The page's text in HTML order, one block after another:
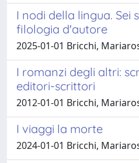
I nodi della lingua. Sei
filologia d'autore
2025-01-01 Bricchi,
I romanzi degli altri:
editori-scrittori
2012-01-01 Bricchi,
I viaggi la morte
2024-01-01 Bricchi,